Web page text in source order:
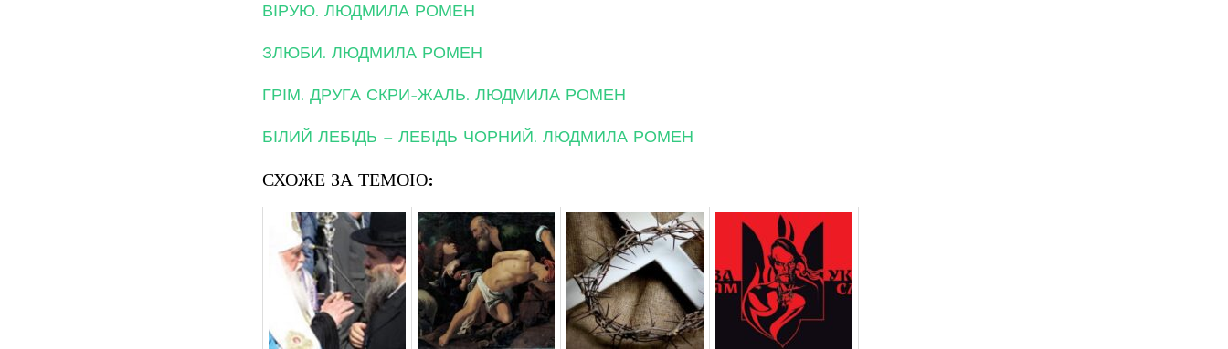
ВІРУЮ. ЛЮДМИЛА РОМЕН
ЗЛЮБИ. ЛЮДМИЛА РОМЕН
ГРІМ. ДРУГА СКРИ-ЖАЛЬ. ЛЮДМИЛА РОМЕН
БІЛИЙ ЛЕБІДЬ – ЛЕБІДЬ ЧОРНИЙ. ЛЮДМИЛА РОМЕН
СХОЖЕ ЗА ТЕМОЮ: